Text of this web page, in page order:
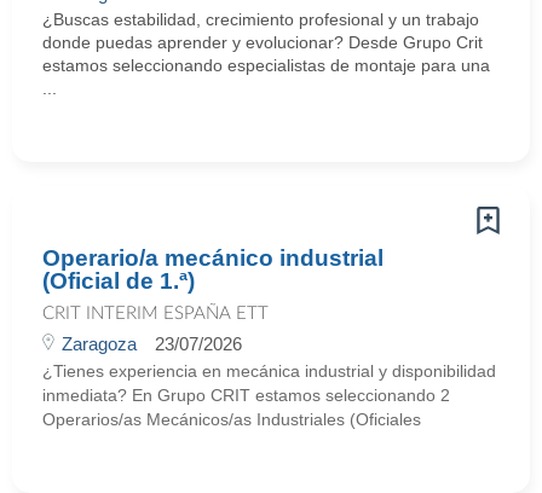
¿Buscas estabilidad, crecimiento profesional y un trabajo
donde puedas aprender y evolucionar? Desde Grupo Crit
estamos seleccionando especialistas de montaje para una
Operario/a mecánico industrial
(Oficial de 1.ª)
CRIT INTERIM ESPAÑA ETT
Zaragoza 23/07/2026
¿Tienes experiencia en mecánica industrial y disponibilidad
inmediata? En Grupo CRIT estamos seleccionando 2
Operarios/as Mecánicos/as Industriales (Oficiales